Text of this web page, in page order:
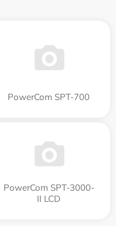
PowerCom SPT-700
PowerCom SPT-3000-
II LCD